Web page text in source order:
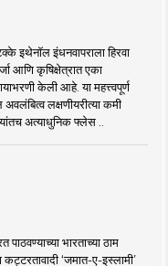
इथेनॉल इंधनवापराला हिरवा
आणि कृषिक्षेत्रात एका
केली आहे. या महत्त्वपूर्ण
अवलंबित्व लक्षणीयरीत्या कमी
अत्याधुनिक फ्लेस ..
पाठवण्याच्या भारताच्या ठाम
‘जमात-ए-इस्लामी’